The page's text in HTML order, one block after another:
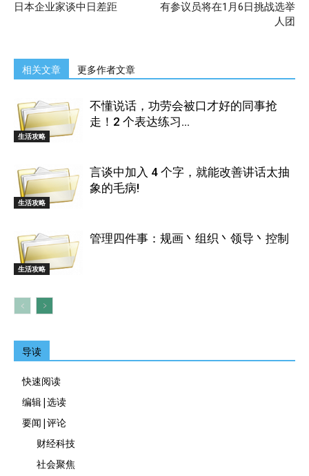
日本企业家谈中日差距
有参议员将在1月6日挑战选举
人团
相关文章 更多作者文章
生活攻略
不懂说话，功劳会被口才好的同事抢
走！2 个表达练习...
生活攻略
言谈中加入 4 个字，就能改善讲话太抽
象的毛病!
生活攻略
管理四件事：规画丶组织丶领导丶控制
导读
快速阅读
编辑|选读
要闻|评论
财经科技
社会聚焦